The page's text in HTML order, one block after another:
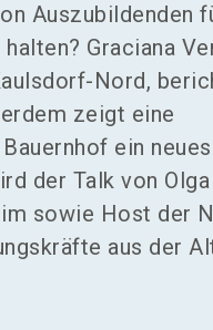
Auszubildenden
Graciana
Nord,
zeigt eine
ein
der Talk von Olga
sowie Host der
aus der